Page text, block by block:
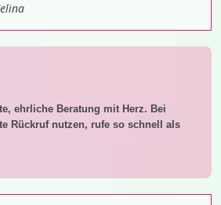
ehrliche Beratung mit Herz. Bei
Rückruf nutzen, rufe so schnell als